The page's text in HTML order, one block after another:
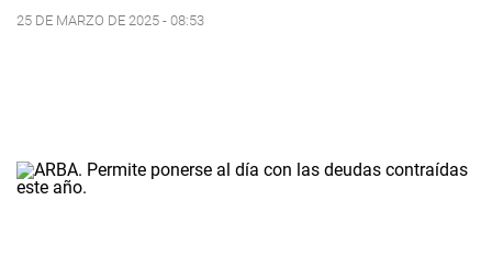
25 DE MARZO DE 2025 - 08:53